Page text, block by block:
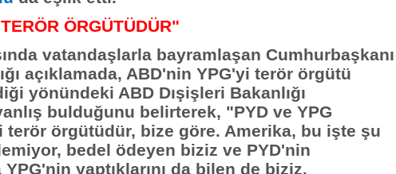
ÖRGÜTÜDÜR"
vatandaşlarla bayramlaşan Cumhurbaşkanı
açıklamada, ABD'nin YPG'yi terör örgütü
yönündeki ABD Dışişleri Bakanlığı
bulduğunu belirterek, "PYD ve YPG
terör örgütüdür, bize göre. Amerika, bu işte şu
bedel ödeyen biziz ve PYD'nin
YPG'nin yaptıklarını da bilen de biziz.